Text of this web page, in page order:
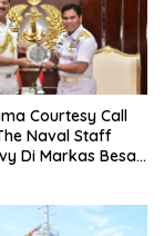
Courtesy Call
Naval Staff
Di Markas Besar